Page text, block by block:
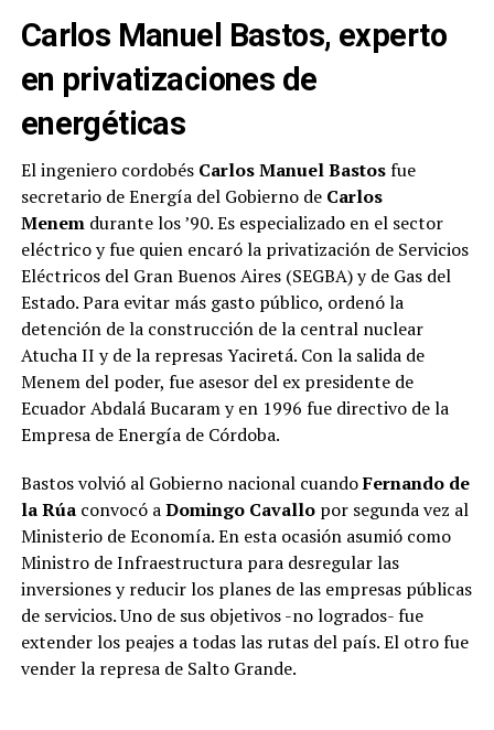
Carlos Manuel Bastos, experto
en privatizaciones de
energéticas
El ingeniero cordobés Carlos Manuel Bastosfue
secretario de Energía del Gobierno de Carlos
Menemdurante los ’90. Es especializado en el sector
eléctrico y fue quien encaró la privatización de Servicios
Eléctricos del Gran Buenos Aires (SEGBA) y de Gas del
Estado. Para evitar más gasto público, ordenó la
detención de la construcción de la central nuclear
Atucha II y de la represas Yaciretá. Con la salida de
Menem del poder, fue asesor del ex presidente de
Ecuador Abdalá Bucaram y en 1996 fue directivo de la
Empresa de Energía de Córdoba.
Bastos volvió al Gobierno nacional cuandoFernando de
la Rúa convocó aDomingo Cavallopor segunda vez al
Ministerio de Economía. En esta ocasión asumió como
Ministro de Infraestructura para desregular las
inversiones y reducir los planes de las empresas públicas
de servicios. Uno de sus objetivos -no logrados- fue
extender los peajes a todas las rutas del país. El otro fue
vender la represa de Salto Grande.